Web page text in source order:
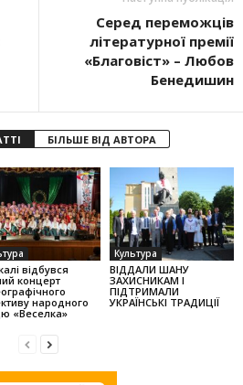
Серед переможців
літературної премії
«Бла­говіст» – Любов
Бенедишин
БІЛЬШЕ ВІД АВТОРА
відбувся
концерт
народного
«Веселка»
Культура
ВІДДАЛИ ШАНУ
ЗАХИСНИКАМ І
ПІДТРИМАЛИ
УКРАЇНСЬКІ ТРАДИЦІЇ